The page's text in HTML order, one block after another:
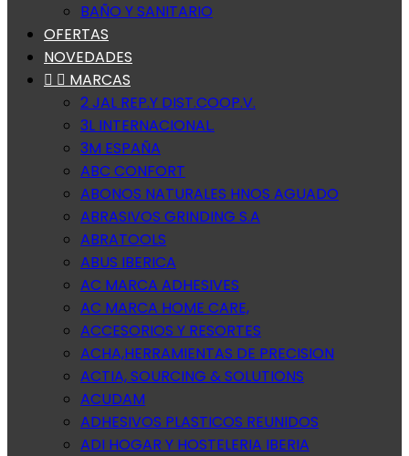
BAÑO Y SANITARIO
OFERTAS
NOVEDADES
  MARCAS
2 JAL REP.Y DIST.COOP.V.
3L INTERNACIONAL.
3M ESPAÑA
ABC CONFORT
ABONOS NATURALES HNOS AGUADO
ABRASIVOS GRINDING S.A
ABRATOOLS
ABUS IBERICA
AC MARCA ADHESIVES
AC MARCA HOME CARE,
ACCESORIOS Y RESORTES
ACHA,HERRAMIENTAS DE PRECISION
ACTIA, SOURCING & SOLUTIONS
ACUDAM
ADHESIVOS PLASTICOS REUNIDOS
ADI HOGAR Y HOSTELERIA IBERIA